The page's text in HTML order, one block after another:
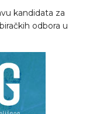
kandidata za
odbora u